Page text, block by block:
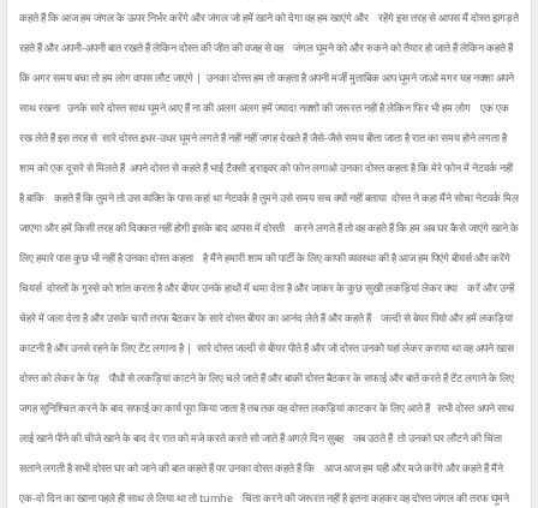
कहते हैं कि आज हम जंगल के ऊपर निर्भर करेंगे और जंगल जो हमें खाने को देगा वह हम खाएंगे और
रहेंगे इस तरह से आपस मैं दोस्त झगड़ते
रहते हैं और अपनी-अपनी बात रखते हैं लेकिन दोस्त की जीत की वजह से वह जंगल घूमने को और रुकने को तैयार हो जाते हैं लेकिन कहते हैं
कि अगर समय बचा तो हम लोग वापस लौट जाएंगे | उनका दोस्त हम तो कहता है अपनी मर्जी मुताबिक आप घूमने जाओ मगर यह नक्शा अपने
साथ रखना उनके सारे दोस्त साथ घूमने आए हैं ना की अलग अलग हमें ज्यादा नक्शों की जरूरत नहीं है लेकिन फिर भी हम लोग
एक एक
रख लेते हैं इस तरह से सारे दोस्त इधर-उधर घूमने लगते हैं नहीं नहीं जगह देखते हैं जैसे-जैसे समय बीता जाता है रात का समय होने लगता है
शाम को एक दूसरे से मिलते हैं अपने दोस्त से कहते हैं भाई टैक्सी ड्राइवर को फोन लगाओ उनका दोस्त कहता है कि मेरे फोन में नेटवर्क नहीं
है बाकि
कहते हैं कि तुमने तो उस व्यक्ति के पास कहां था नेटवर्क है तुमने उसे समय सच क्यों नहीं बताया दोस्त ने कहा मैंने सोचा नेटवर्क मिल
जाएगा और हमें किसी तरह की दिक्कत नहीं होगी इसके बाद आपस में दोस्ती
करने लगते हैं तो वह कहते हैं कि हम अब घर कैसे जाएंगे खाने के
लिए हमारे पास कुछ भी नहीं है उनका दोस्त कहता
है मैंने हमारी शाम की पार्टी के लिए काफी व्यवस्था की है आज हम पिएंगे बीयर्स और करेंगे
चियर्स दोस्तों के गुस्से को शांत करता है और बीयर उनके हाथों में थमा देता है और जाकर के कुछ सुखी लकड़ियां लेकर क्या
करें और उन्हें
चेहरे में जला देता है और उसके चारों तरफ बैठकर के सारे दोस्त बीयर का आनंद लेते हैं और कहते हैं जल्दी से बेयर पियो और हमें लकड़ियां
काटनी है और उनसे रहने के लिए टेंट लगाना है | सारे दोस्त जल्दी से बीयर पीते हैं और जो दोस्त उनको यहां लेकर कराया था वह अपने खास
दोस्त को लेकर के पेड़
पौधों से लकड़ियां काटने के लिए चले जाते हैं और बाकी दोस्त बैठकर के सफाई और बातें करते हैं टेंट लगाने के लिए
जगह सुनिश्चित करने के बाद सफाई का कार्य पूरा किया जाता है तब तक वह दोस्त लकड़ियां काटकर के लिए आते हैं सभी दोस्त अपने साथ
लाई खाने पीने की चीजे खाने के बाद देर रात को मजे करते करते सो जाते हैं अगले दिन सुबह जब उठते हैं तो उनको घर लौटने की चिंता
सताने लगती है सभी दोस्त घर को जाने की बात कहते हैं पर उनका दोस्त कहते हैं कि
आज आज हम यही और मजे करेंगे और कहते हैं मैंने
एक-दो दिन का खाना पहले ही साथ ले लिया था तो tumhe
चिंता करने की जरूरत नहीं है इतना कहकर वह दोस्त जंगल की तरफ घूमने